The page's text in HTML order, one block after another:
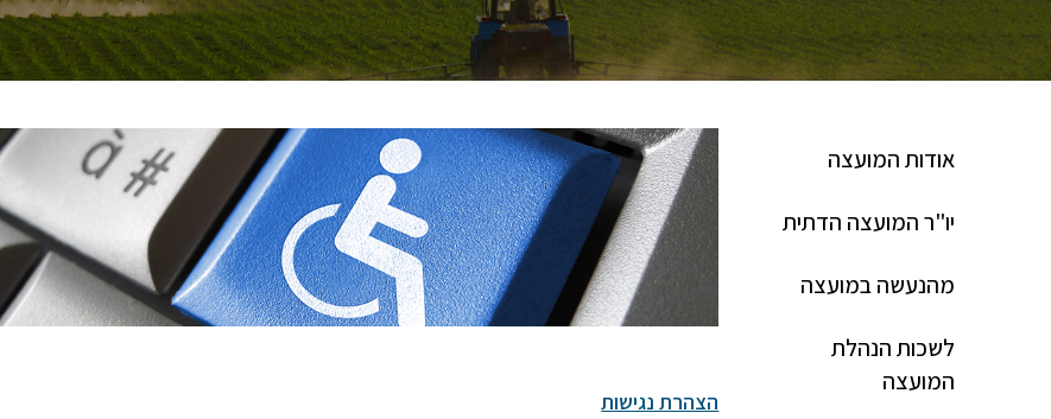
אודות המועצה
יו"ר המועצה הדתית
מהנעשה במועצה
לשכות הנהלת
המועצה
הצהרת נגישות